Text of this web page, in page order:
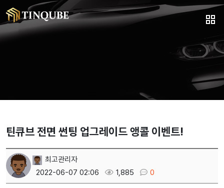
틴큐브 전면 썬팅 업그레이드 앵콜 이벤트!
최고관리자
2022-06-07 02:06
1,885 0